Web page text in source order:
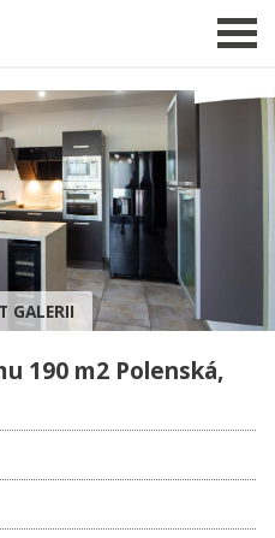
GALERII
190 m2 Polenská,